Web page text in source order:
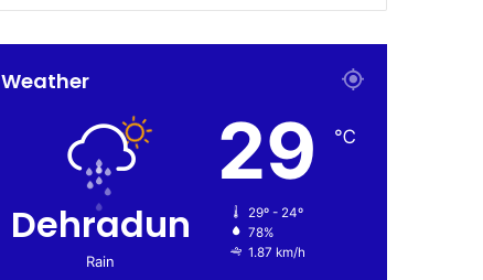
Weather
Dehradun
Rain
29 ℃
29º - 24º
78%
1.87 km/h